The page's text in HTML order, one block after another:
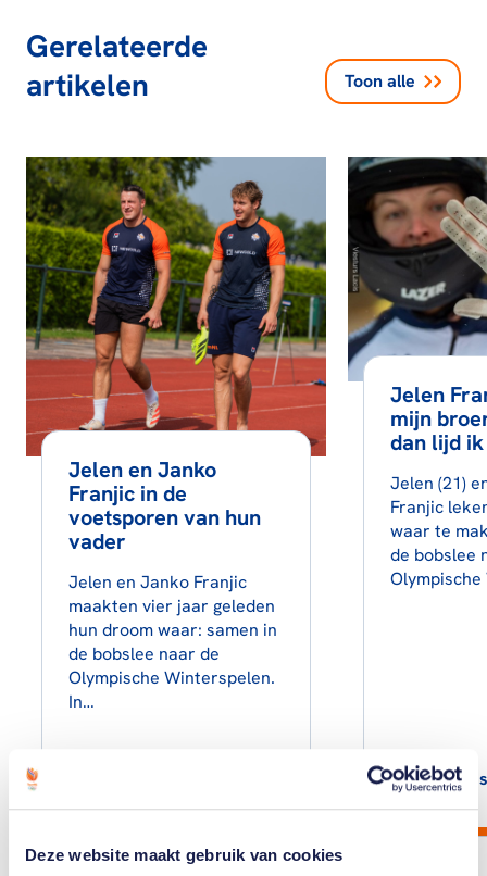
Deze website maakt gebruik van cookies
Gerelateerde
artikelen
Toon alle
Jelen en Janko
Franjic in de
voetsporen van hun
vader
Jelen en Janko Franjic
maakten vier jaar geleden
hun droom waar: samen in
de bobslee naar de
Olympische Winterspelen.
In…
Jelen
mijn
dan lijd
Jelen (21)
Franjic
waar te
de bobslee